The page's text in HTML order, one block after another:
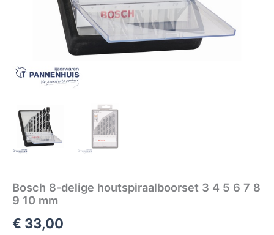
Bosch 8-delige houtspiraalboorset 3 4 5 6 7 8
9 10 mm
€ 33,00